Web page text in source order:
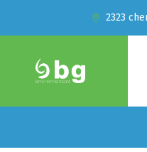
2323